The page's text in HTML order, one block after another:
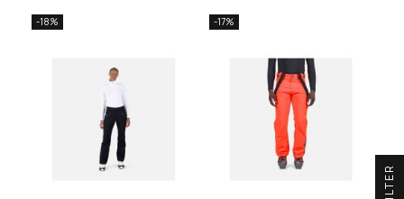
-18% -17%
R